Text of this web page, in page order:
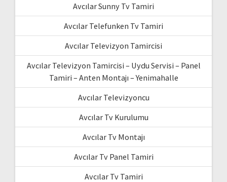
Avcılar Sunny Tv Tamiri
Avcılar Telefunken Tv Tamiri
Avcılar Televizyon Tamircisi
Avcılar Televizyon Tamircisi – Uydu Servisi – Panel
Tamiri – Anten Montajı – Yenimahalle
Avcılar Televizyoncu
Avcılar Tv Kurulumu
Avcılar Tv Montajı
Avcılar Tv Panel Tamiri
Avcılar Tv Tamiri